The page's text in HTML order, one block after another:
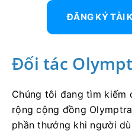
ĐĂNG KÝ TÀI
Đối tác
Chúng tôi đang tìm
rộng cộng đồng
phần thưởng khi người